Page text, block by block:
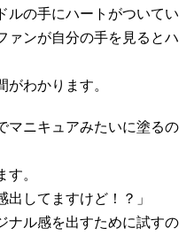
ルの手にハートがついてい
ァンが自分の手を見るとハ
わかります。
マニキュアみたいに塗るの
。
出してますけど！？」
ナル感を出すために試すの